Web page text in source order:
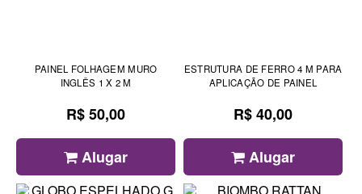
PAINEL FOLHAGEM MURO
INGLÊS 1 X 2 M
R$ 50,00
Alugar
ESTRUTURA DE FERRO 4 M PARA
APLICAÇÃO DE PAINEL
R$ 40,00
Alugar